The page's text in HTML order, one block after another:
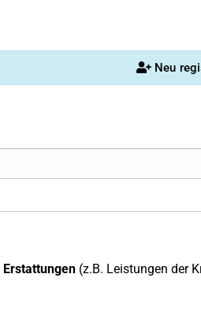
Neu
(z.B. Leistungen der